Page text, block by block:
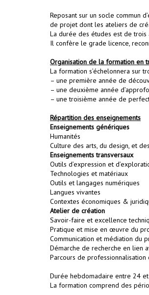
Reposant sur un socle commun
de projet dont les ateliers de
La durée des études est de trois
Il confère le grade licence,
Organisation de la formation en
La formation s’échelonnera sur
– une première année de
– une deuxième année
– une troisième année de
Répartition des enseignements
Enseignements génériques
Humanités
Culture des arts, du design, et
Enseignements transversaux
Outils d’expression et
Technologies et matériaux
Outils et langages numériques
Langues vivantes
Contextes économiques &
Atelier de création
Savoir-faire et excellence
Pratique et mise en œuvre du
Communication et médiation du
Démarche de recherche en lien
Parcours de professionnalisation
Durée hebdomadaire entre 24
La formation comprend des